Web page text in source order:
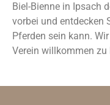
Biel-Bienne in Ipsach
vorbei und entdecken
Pferden sein kann.
Verein willkommen zu